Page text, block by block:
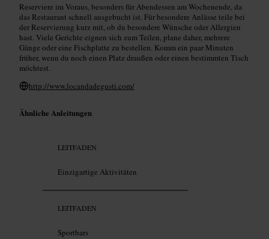
Reserviere im Voraus, besonders für Abendessen am Wochenende, da
das Restaurant schnell ausgebucht ist. Für besondere Anlässe teile bei
der Reservierung kurz mit, ob du besondere Wünsche oder Allergien
hast. Viele Gerichte eignen sich zum Teilen, plane daher, mehrere
Gänge oder eine Fischplatte zu bestellen. Komm ein paar Minuten
früher, wenn du noch einen Platz draußen oder einen bestimmten Tisch
möchtest.
http://www.locandadegusti.com/
Ähnliche Anleitungen
LEITFADEN
Einzigartige Aktivitäten
LEITFADEN
Sportbars